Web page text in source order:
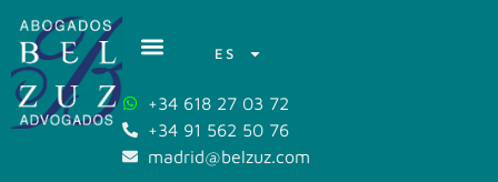
ES
+34 618 27 03 72
+34 91 562 50 76
madrid@belzuz.com